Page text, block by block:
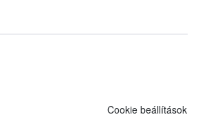
Az összefoglaló részletesen
Cookie beállítások